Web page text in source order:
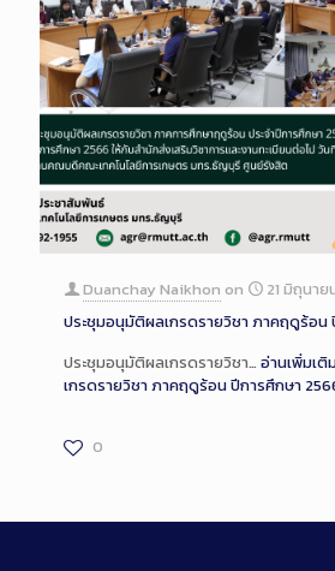
Duanchay Naikhon on
21 มิถุนา
ประชุมอนุมัติผลเกรดรายวิชา ภาคฤดูร้อน
ประชุมอนุมัติผลเกรดรายวิชา… อ่านเพิ่มเติ
เกรดรายวิชา ภาคฤดูร้อน ปีการศึกษา
0